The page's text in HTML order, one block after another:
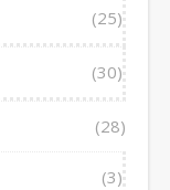
(25)
(30)
(28)
(3)